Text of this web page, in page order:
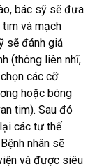
bác sỹ sẽ đưa
và mạch
sẽ đánh giá
(thông liên nhĩ,
các cỡ
hoặc bóng
tim). Sau đó
các tư thế
nhân sẽ
và được siêu